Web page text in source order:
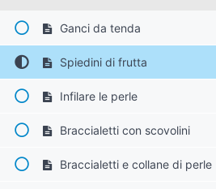
Ganci da tenda
Spiedini di frutta
Infilare le perle
Braccialetti con scovolini
Braccialetti e collane di perle